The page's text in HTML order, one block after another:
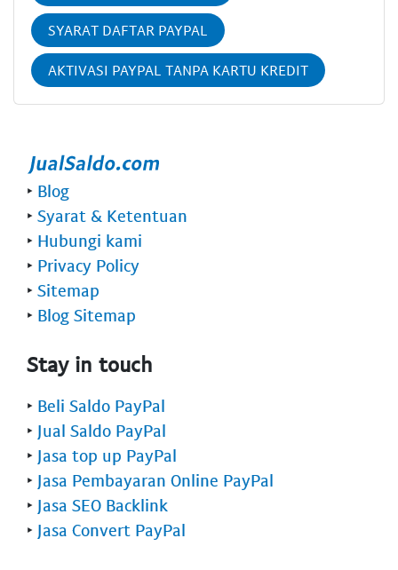
SYARAT DAFTAR PAYPAL
AKTIVASI PAYPAL TANPA KARTU KREDIT
‣ Blog
‣ Syarat & Ketentuan
‣ Hubungi kami
‣ Privacy Policy
‣ Sitemap
‣ Blog Sitemap
Stay in touch
‣ Beli Saldo PayPal
‣ Jual Saldo PayPal
‣ Jasa top up PayPal
‣ Jasa Pembayaran Online PayPal
‣ Jasa SEO Backlink
‣ Jasa Convert PayPal